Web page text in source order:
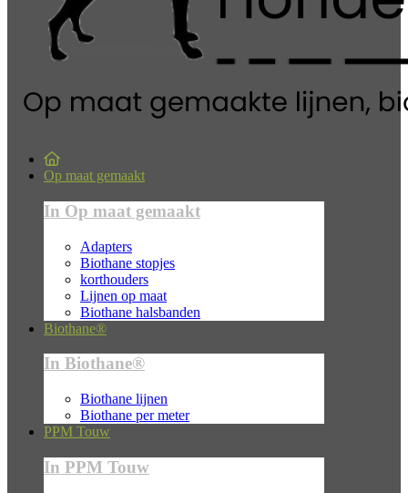
Op maat gemaakt
In Op maat gemaakt
Adapters
Biothane stopjes
korthouders
Lijnen op maat
Biothane halsbanden
Biothane®
In Biothane®
Biothane lijnen
Biothane per meter
PPM Touw
In PPM Touw